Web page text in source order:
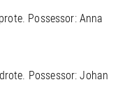
Possessor: Anna
Possessor: Johan